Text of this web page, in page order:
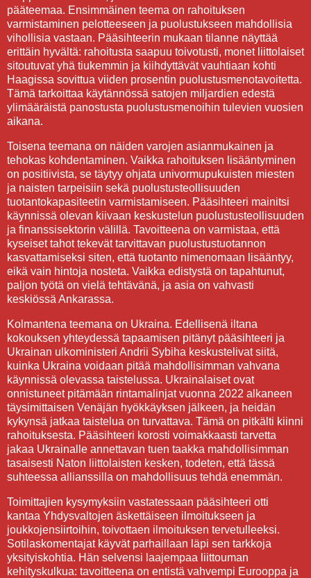
pääteemaa. Ensimmäinen teema on rahoituksen
varmistaminen pelotteeseen ja puolustukseen mahdollisia
vihollisia vastaan. Pääsihteerin mukaan tilanne näyttää
erittäin hyvältä: rahoitusta saapuu toivotusti, monet liittolaiset
sitoutuvat yhä tiukemmin ja kiihdyttävät vauhtiaan kohti
Haagissa sovittua viiden prosentin puolustusmenotavoitetta.
Tämä tarkoittaa käytännössä satojen miljardien edestä
ylimääräistä panostusta puolustusmenoihin tulevien vuosien
aikana.
Toisena teemana on näiden varojen asianmukainen ja
tehokas kohdentaminen. Vaikka rahoituksen lisääntyminen
on positiivista, se täytyy ohjata univormupukuisten miesten
ja naisten tarpeisiin sekä puolustusteollisuuden
tuotantokapasiteetin varmistamiseen. Pääsihteeri mainitsi
käynnissä olevan kiivaan keskustelun puolustusteollisuuden
ja finanssisektorin välillä. Tavoitteena on varmistaa, että
kyseiset tahot tekevät tarvittavan puolustustuotannon
kasvattamiseksi siten, että tuotanto nimenomaan lisääntyy,
eikä vain hintoja nosteta. Vaikka edistystä on tapahtunut,
paljon työtä on vielä tehtävänä, ja asia on vahvasti
keskiössä Ankarassa.
Kolmantena teemana on Ukraina. Edellisenä iltana
kokouksen yhteydessä tapaamisen pitänyt pääsihteeri ja
Ukrainan ulkoministeri Andrii Sybiha keskustelivat siitä,
kuinka Ukraina voidaan pitää mahdollisimman vahvana
käynnissä olevassa taistelussa. Ukrainalaiset ovat
onnistuneet pitämään rintamalinjat vuonna 2022 alkaneen
täysimittaisen Venäjän hyökkäyksen jälkeen, ja heidän
kykynsä jatkaa taistelua on turvattava. Tämä on pitkälti kiinni
rahoituksesta. Pääsihteeri korosti voimakkaasti tarvetta
jakaa Ukrainalle annettavan tuen taakka mahdollisimman
tasaisesti Naton liittolaisten kesken, todeten, että tässä
suhteessa allianssilla on mahdollisuus tehdä enemmän.
Toimittajien kysymyksiin vastatessaan pääsihteeri otti
kantaa Yhdysvaltojen äskettäiseen ilmoitukseen ja
joukkojensiirtoihin, toivottaen ilmoituksen tervetulleeksi.
Sotilaskomentajat käyvät parhaillaan läpi sen tarkkoja
yksityiskohtia. Hän selvensi laajempaa liittouman
kehityskulkua: tavoitteena on entistä vahvempi Eurooppa ja